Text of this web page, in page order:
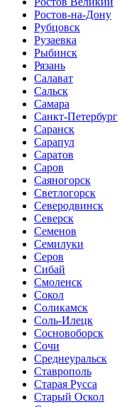
Ростов-на-Дону
Рубцовск
Рузаевка
Рыбинск
Рязань
Салават
Сальск
Самара
Санкт-Петербург
Саранск
Сарапул
Саратов
Саров
Саяногорск
Светлогорск
Северодвинск
Северск
Семенов
Семилуки
Серов
Сибай
Смоленск
Сокол
Соликамск
Соль-Илецк
Сосновоборск
Сочи
Среднеуральск
Ставрополь
Старая Русса
Старый Оскол